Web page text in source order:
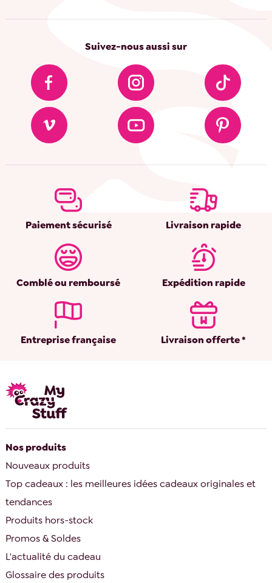
Suivez-nous aussi sur
Paiement sécurisé Livraison rapide
Comblé ou remboursé Expédition rapide
Entreprise française Livraison offerte *
Nos produits
Nouveaux produits
Top cadeaux : les meilleures idées cadeaux originales et
tendances
Produits hors-stock
Promos & Soldes
L'actualité du cadeau
Glossaire des produits